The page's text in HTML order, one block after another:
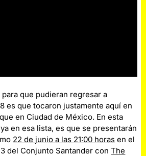
que pudieran regresar a
es que tocaron justamente aquí en
en Ciudad de México. En esta
en esa lista, es que se presentarán
22 de junio a las 21:00 horas en el
del Conjunto Santander conThe